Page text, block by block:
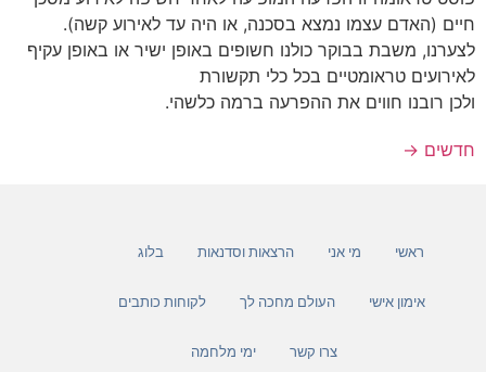
חיים (האדם עצמו נמצא בסכנה, או היה עד לאירוע קשה).
לצערנו, משבת בבוקר כולנו חשופים באופן ישיר או באופן עקיף
לאירועים טראומטיים בכל כלי תקשורת
ולכן רובנו חווים את ההפרעה ברמה כלשהי.
חדשים →
ראשי מי אני הרצאות וסדנאות בלוג
אימון אישי העולם מחכה לך לקוחות כותבים
צרו קשר ימי מלחמה